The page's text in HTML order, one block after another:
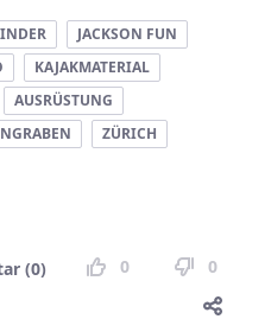
JACKSON FUN
KAJAKMATERIAL
AUSRÜSTUNG
ZÜRICH
(0) 0
0